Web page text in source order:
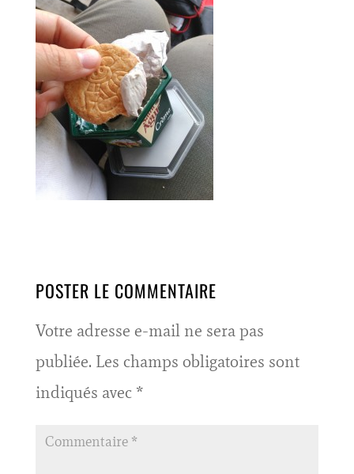
POSTER LE COMMENTAIRE
Votre adresse e-mail ne sera pas
publiée. Les champs obligatoires sont
indiqués avec *